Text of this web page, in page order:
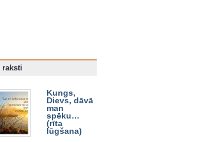
raksti
Kungs,
Dievs, dāvā
man
spēku…
(rīta
lūgšana)